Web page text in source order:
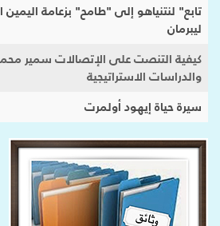
تابع" لنتنياهو إلى "طامح" بزعامة اليمين
ليبرمان
كيفية التنصت على الإتصالات سمير
والدراسات الاستراتيجية
سيرة حياة إيهود أولمرت